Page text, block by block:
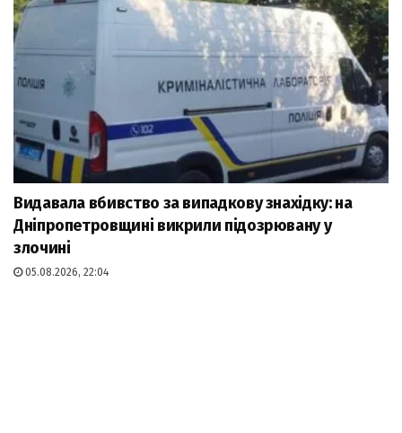
Видавала вбивство за випадкову знахідку: на
Дніпропетровщині викрили підозрювану у
злочині
05.08.2026, 22:04